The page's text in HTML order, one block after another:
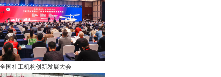
全国社工机构创新发展大会